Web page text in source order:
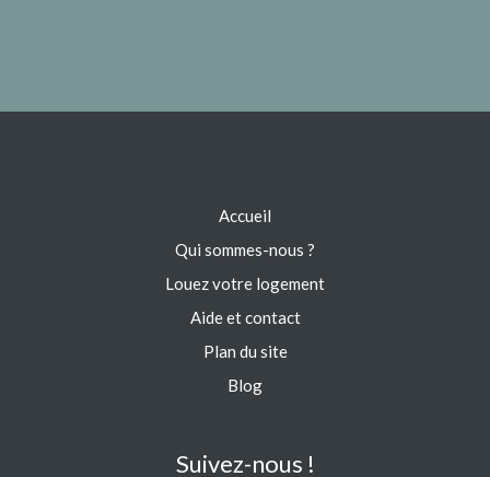
Accueil
Qui sommes-nous ?
Louez votre logement
Aide et contact
Plan du site
Blog
Suivez-nous !